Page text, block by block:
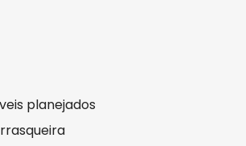
planejados